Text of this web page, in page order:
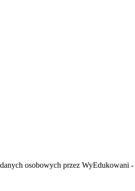
osobowych przez